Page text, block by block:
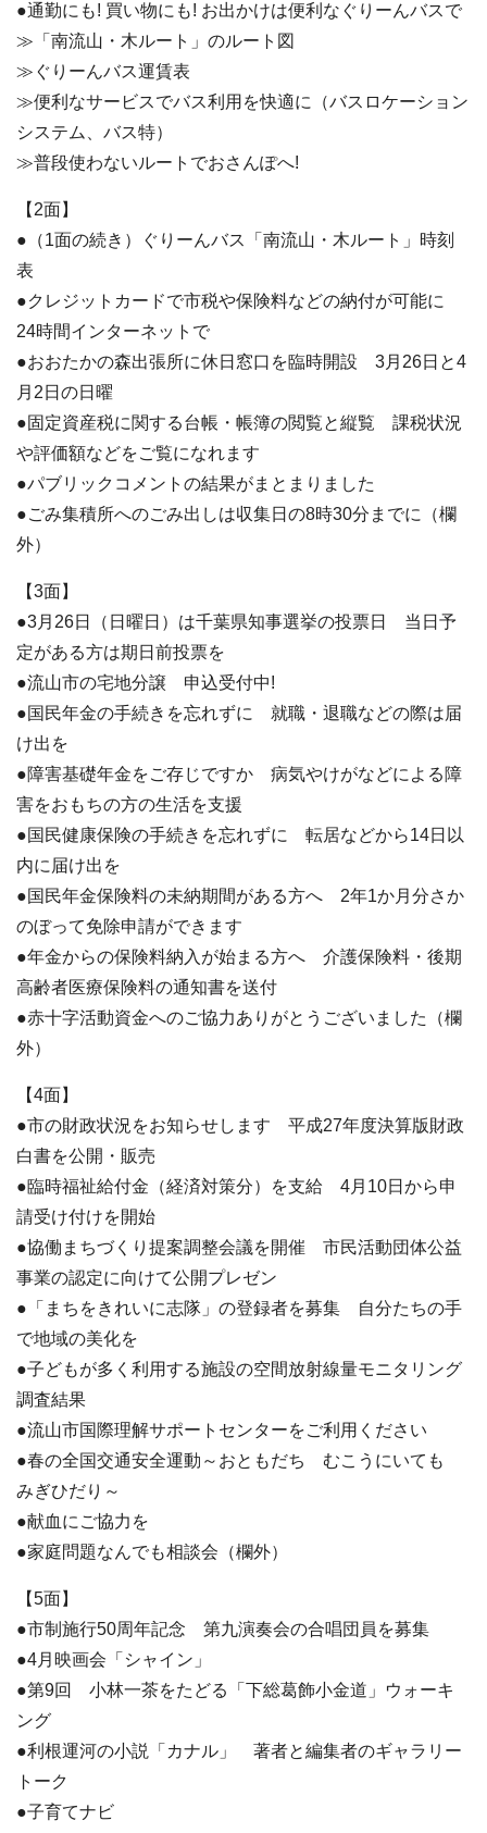
●通勤にも! 買い物にも! お出かけは便利なぐりーんバスで
≫「南流山・木ルート」のルート図
≫ぐりーんバス運賃表
≫便利なサービスでバス利用を快適に（バスロケーション
システム、バス特）
≫普段使わないルートでおさんぽへ!
【2面】
●（1面の続き）ぐりーんバス「南流山・木ルート」時刻
表
●クレジットカードで市税や保険料などの納付が可能に
24時間インターネットで
●おおたかの森出張所に休日窓口を臨時開設 3月26日と4
月2日の日曜
●固定資産税に関する台帳・帳簿の閲覧と縦覧 課税状況
や評価額などをご覧になれます
●パブリックコメントの結果がまとまりました
●ごみ集積所へのごみ出しは収集日の8時30分までに（欄
外）
【3面】
●3月26日（日曜日）は千葉県知事選挙の投票日 当日予
定がある方は期日前投票を
●流山市の宅地分譲 申込受付中!
●国民年金の手続きを忘れずに 就職・退職などの際は届
け出を
●障害基礎年金をご存じですか 病気やけがなどによる障
害をおもちの方の生活を支援
●国民健康保険の手続きを忘れずに 転居などから14日以
内に届け出を
●国民年金保険料の未納期間がある方へ 2年1か月分さか
のぼって免除申請ができます
●年金からの保険料納入が始まる方へ 介護保険料・後期
高齢者医療保険料の通知書を送付
●赤十字活動資金へのご協力ありがとうございました（欄
外）
【4面】
●市の財政状況をお知らせします 平成27年度決算版財政
白書を公開・販売
●臨時福祉給付金（経済対策分）を支給 4月10日から申
請受け付けを開始
●協働まちづくり提案調整会議を開催 市民活動団体公益
事業の認定に向けて公開プレゼン
●「まちをきれいに志隊」の登録者を募集 自分たちの手
で地域の美化を
●子どもが多く利用する施設の空間放射線量モニタリング
調査結果
●流山市国際理解サポートセンターをご利用ください
●春の全国交通安全運動～おともだち むこうにいても
みぎひだり～
●献血にご協力を
●家庭問題なんでも相談会（欄外）
【5面】
●市制施行50周年記念 第九演奏会の合唱団員を募集
●4月映画会「シャイン」
●第9回 小林一茶をたどる「下総葛飾小金道」ウォーキ
ング
●利根運河の小説「カナル」 著者と編集者のギャラリー
トーク
●子育てナビ